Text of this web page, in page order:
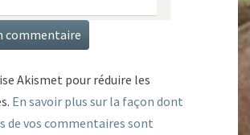
Akismet pour réduire les
En savoir plus sur la façon dont
de vos commentaires sont